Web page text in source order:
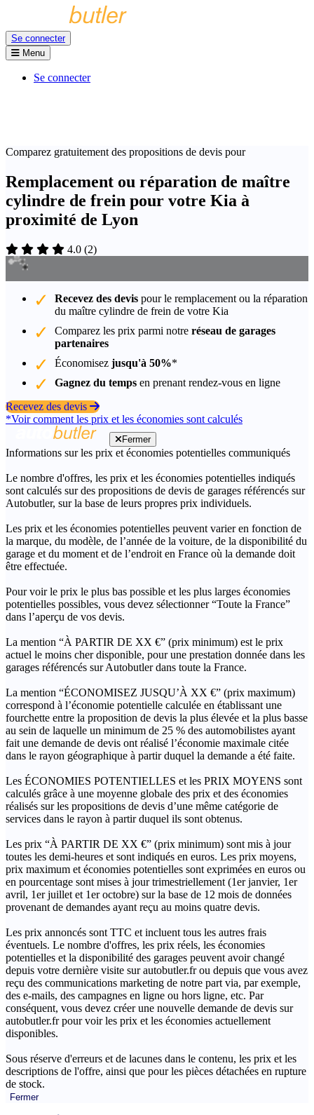
Se connecter
Menu
Se connecter
Comparez gratuitement des propositions de devis pour
Remplacement ou réparation de maître
cylindre de frein pour votre Kia à
proximité de Lyon
4.0 (2)
Recevez des devis pour le remplacement ou la réparation
du maître cylindre de frein de votre Kia
Comparez les prix parmi notre réseau de garages
partenaires
Économisez jusqu'à 50%*
Gagnez du temps en prenant rendez-vous en ligne
Recevez des devis
*Voir comment les prix et les économies sont calculés
Fermer
Informations sur les prix et économies potentielles communiqués
Le nombre d'offres, les prix et les économies potentielles indiqués
sont calculés sur des propositions de devis de garages référencés sur
Autobutler, sur la base de leurs propres prix individuels.
Les prix et les économies potentielles peuvent varier en fonction de
la marque, du modèle, de l’année de la voiture, de la disponibilité du
garage et du moment et de l’endroit en France où la demande doit
être effectuée.
Pour voir le prix le plus bas possible et les plus larges économies
potentielles possibles, vous devez sélectionner “Toute la France”
dans l’aperçu de vos devis.
La mention “À PARTIR DE XX €” (prix minimum) est le prix
actuel le moins cher disponible, pour une prestation donnée dans les
garages référencés sur Autobutler dans toute la France.
La mention “ÉCONOMISEZ JUSQU’À XX €” (prix maximum)
correspond à l’économie potentielle calculée en établissant une
fourchette entre la proposition de devis la plus élevée et la plus basse
au sein de laquelle un minimum de 25 % des automobilistes ayant
fait une demande de devis ont réalisé l’économie maximale citée
dans le rayon géographique à partir duquel la demande a été faite.
Les ÉCONOMIES POTENTIELLES et les PRIX MOYENS sont
calculés grâce à une moyenne globale des prix et des économies
réalisés sur les propositions de devis d’une même catégorie de
services dans le rayon à partir duquel ils sont obtenus.
Les prix “À PARTIR DE XX €” (prix minimum) sont mis à jour
toutes les demi-heures et sont indiqués en euros. Les prix moyens,
prix maximum et économies potentielles sont exprimées en euros ou
en pourcentage sont mises à jour trimestriellement (1er janvier, 1er
avril, 1er juillet et 1er octobre) sur la base de 12 mois de données
provenant de demandes ayant reçu au moins quatre devis.
Les prix annoncés sont TTC et incluent tous les autres frais
éventuels. Le nombre d'offres, les prix réels, les économies
potentielles et la disponibilité des garages peuvent avoir changé
depuis votre dernière visite sur autobutler.fr ou depuis que vous avez
reçu des communications marketing de notre part via, par exemple,
des e-mails, des campagnes en ligne ou hors ligne, etc. Par
conséquent, vous devez créer une nouvelle demande de devis sur
autobutler.fr pour voir les prix et les économies actuellement
disponibles.
Sous réserve d'erreurs et de lacunes dans le contenu, les prix et les
descriptions de l'offre, ainsi que pour les pièces détachées en rupture
de stock.
Fermer